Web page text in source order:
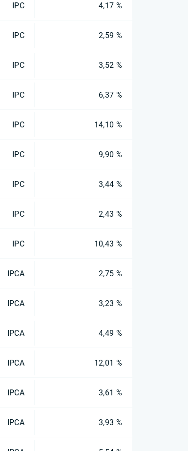
IPC 4,17 %
IPC 2,59 %
IPC 3,52 %
IPC 6,37 %
IPC 14,10 %
IPC 9,90 %
IPC 3,44 %
IPC 2,43 %
IPC 10,43 %
IPCA 2,75 %
IPCA 3,23 %
IPCA 4,49 %
IPCA 12,01 %
IPCA 3,61 %
IPCA 3,93 %